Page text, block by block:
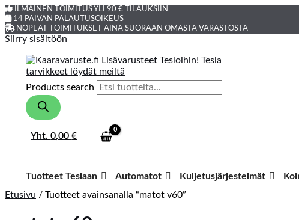
ILMAINEN TOIMITUS YLI 90 € TILAUKSIIN
14 PÄIVÄN PALAUTUSOIKEUS
NOPEAT TOIMITUKSET AINA SUORAAN OMASTA VARASTOSTA
Siirry sisältöön
Products search
Yht.0,00€
Tuotteet Teslaan Automatot Kuljetusjärjestelmät
Etusivu / Tuotteet avainsanalla “matot v60”